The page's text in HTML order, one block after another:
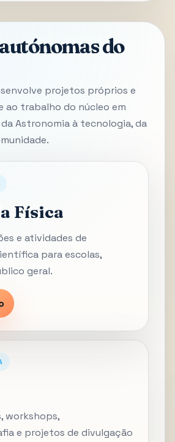
do
projetos próprios e
ao trabalho do núcleo em
Astronomia à tecnologia, da
Física
e atividades de
para escolas,
geral.
workshops,
e projetos de divulgação